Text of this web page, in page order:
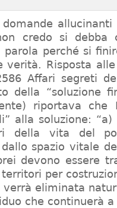
credo si debba
parola perché si
verità. Risposta
Affari segreti
della “soluzione
riportava che
alla soluzione:
della vita del
spazio vitale
devono essere
per
verrà eliminata
che continuerà